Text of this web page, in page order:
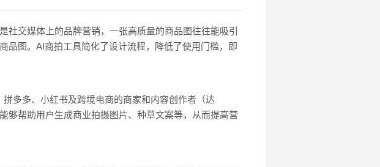
交媒体上的品牌营销，一张高质量的商品图往往能吸引
品图。AI商拍工具简化了设计流程，降低了使用门槛，即
多多、小红书及跨境电商的商家和内容创作者（达
够帮助用户生成商业拍摄图片、种草文案等，从而提高营